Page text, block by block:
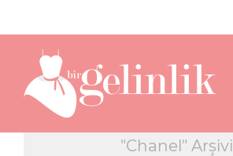
"Chanel" Arşivi